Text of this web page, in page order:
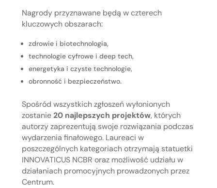
Nagrody przyznawane będą w czterech
kluczowych obszarach:
zdrowie i biotechnologia,
technologie cyfrowe i deep tech,
energetyka i czyste technologie,
obronność i bezpieczeństwo.
Spośród wszystkich zgłoszeń wyłonionych
zostanie20 najlepszych projektów, których
autorzy zaprezentują swoje rozwiązania podczas
wydarzenia finałowego. Laureaci w
poszczególnych kategoriach otrzymają statuetki
INNOVATICUS NCBR oraz możliwość udziału w
działaniach promocyjnych prowadzonych przez
Centrum.